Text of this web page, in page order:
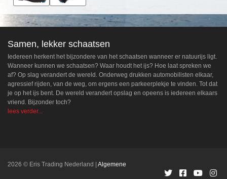
Samen, lekker schaatsen
Iedereen herkent het bijzondere van het schaatsen wanneer er natuurijs ligt.
Wanneer kunnen we schaatsen? Waar houdt het ijs? Hoe laat spreken we
af? Op slag verandert de wereld. Onderweg drukken automobilisten elkaar,
agressief rijden, van de weg, om ergens een parkeerplekje te vinden. Tot dat
je op het ijs bent. De wereld verandert opslag en opeens is iedereen elkaars
vriend. Bijzonder toch?
lees verder...
2026 © Eris Trading Nederland Algemene